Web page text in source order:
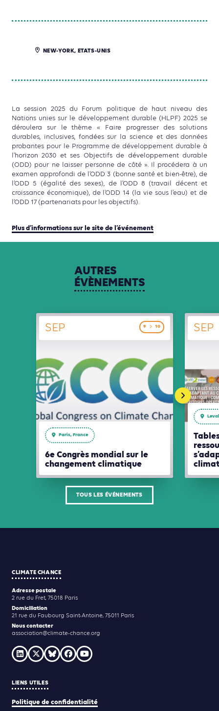
NEW-YORK, ETATS-UNIS
La session 2025 du Forum politique de haut niveau des
Nations unies sur le développement durable (HLPF) 2025 se
déroulera sur le thème « Faire progresser des solutions
durables, inclusives, fondées sur la science et des données
probantes pour le Programme de développement durable à
l’horizon 2030 et ses Objectifs de développement durable
(ODD) pour ne laisser personne de côté ». Il procédera à un
examen approfondi de l’ODD 3 (bonne santé et bien-être), de
l’ODD 5 (égalité des sexes), de l’ODD 8 (travail décent et
croissance économique), de l’ODD 14 (la vie sous l’eau) et de
l’ODD 17 (partenariats pour les objectifs).
Plus d’informations sur le site de l’événement
AUTRES
ÉVÈNEMENTS
9 10
SEP
Paris, France
6e Congrès mondial sur le
changement climatique
SEP
TOUS LES ÉVÉNEMENTS
CLIMATE CHANCE
Adresse postale
2 rue du Fret, 75018 Paris
Domiciliation
21 rue du Faubourg Saint-Antoine, 75011 Paris
Nous contacter
association@climate-chance.org
LIENS UTILES
Politique de confidentialité